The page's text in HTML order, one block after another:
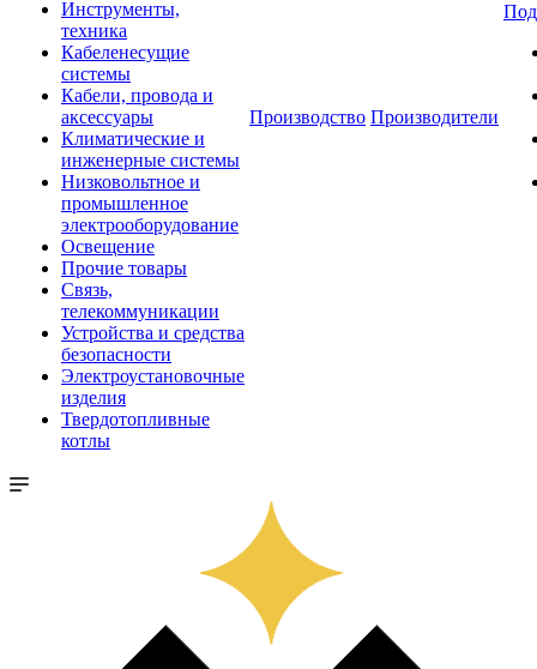
Инструменты,
техника
Кабеленесущие
системы
Кабели, провода и
аксессуары
Климатические и
инженерные системы
Низковольтное и
промышленное
электрооборудование
Освещение
Прочие товары
Связь,
телекоммуникации
Устройства и средства
безопасности
Электроустановочные
изделия
Твердотопливные
котлы
Производство Производители